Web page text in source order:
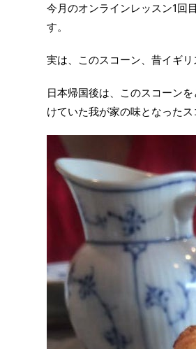
今月のオンラインレッスン1回
す。
実は、このスコーン、昔イギ
日本帰国後は、このスコーン
けていた我が家の味となったス